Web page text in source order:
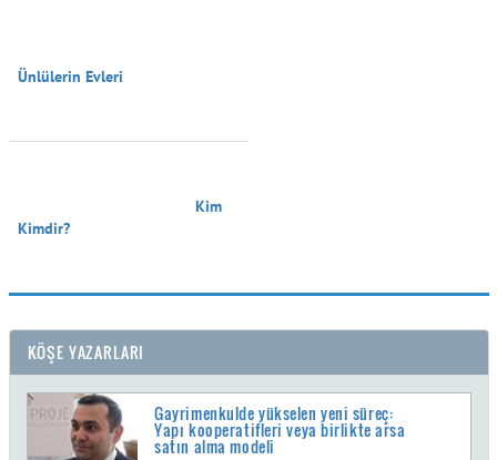
Ünlülerin Evleri
Kimdir?
KÖŞE YAZARLARI
Gayrimenkulde yükselen yeni süreç:
Yapı kooperatifleri veya birlikte arsa
satın alma modeli